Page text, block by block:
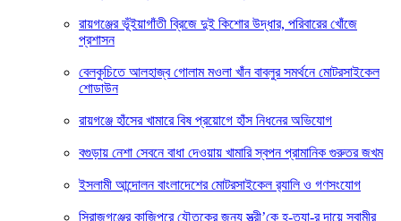
রায়গঞ্জের ভূঁইয়াগাঁতী ব্রিজে দুই কিশোর উদ্ধার, পরিবারের খোঁজে
প্রশাসন
বেলকুচিতে আলহাজ্ব গোলাম মওলা খাঁন বাবলুর সমর্থনে মোটরসাইকেল
শোডাউন
রায়গঞ্জে হাঁসের খামারে বিষ প্রয়োগে হাঁস নিধনের অভিযোগ
বগুড়ায় নেশা সেবনে বাধা দেওয়ায় খামারি স্বপন প্রামানিক গুরুতর জখম
ইসলামী আন্দোলন বাংলাদেশের মোটরসাইকেল র‍্যালি ও গণসংযোগ
সিরাজগঞ্জের কাজিপুরে যৌতুকের জন্য স্ত্রী’কে হ-ত্যা-র দায়ে স্বামীর